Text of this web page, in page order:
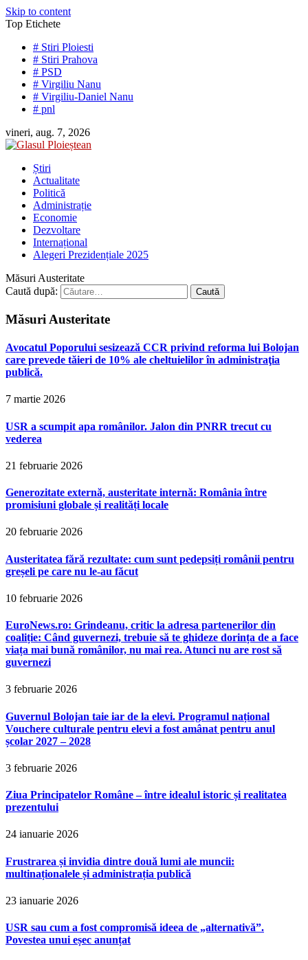
Skip to content
Top Etichete
# Stiri Ploiesti
# Stiri Prahova
# PSD
# Virgiliu Nanu
# Virgiliu-Daniel Nanu
# pnl
vineri, aug. 7, 2026
Știri
Actualitate
Politică
Administrație
Economie
Dezvoltare
Internațional
Alegeri Prezidențiale 2025
Măsuri Austeritate
Caută după:
Măsuri Austeritate
Avocatul Poporului sesizează CCR privind reforma lui Bolojan
care prevede tăieri de 10% ale cheltuielilor în administraţia
publică.
7 martie 2026
USR a scumpit apa românilor. Jalon din PNRR trecut cu
vederea
21 februarie 2026
Generozitate externă, austeritate internă: România între
promisiuni globale și realități locale
20 februarie 2026
Austeritatea fără rezultate: cum sunt pedepsiți românii pentru
greșeli pe care nu le-au făcut
10 februarie 2026
EuroNews.ro: Grindeanu, critic la adresa partenerilor din
coaliție: Când guvernezi, trebuie să te ghideze dorința de a face
viața mai bună românilor, nu mai rea. Atunci nu are rost să
guvernezi
3 februarie 2026
Guvernul Bolojan taie iar de la elevi. Programul național
Vouchere culturale pentru elevi a fost amânat pentru anul
școlar 2027 – 2028
3 februarie 2026
Ziua Principatelor Române – între idealul istoric și realitatea
prezentului
24 ianuarie 2026
Frustrarea și invidia dintre două lumi ale muncii:
multinaționalele și administrația publică
23 ianuarie 2026
USR sau cum a fost compromisă ideea de „alternativă”.
Povestea unui eșec anunțat